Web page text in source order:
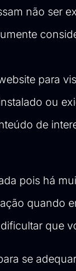
não ser
para
ou
de
pois há
quando
que
se